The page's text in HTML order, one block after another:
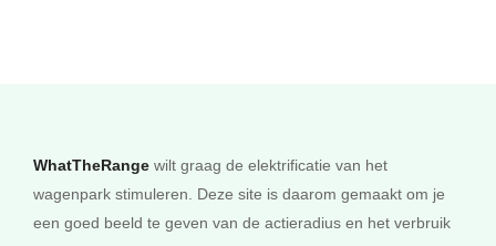
WhatTheRange wilt graag de elektrificatie van het
wagenpark stimuleren. Deze site is daarom gemaakt om je
een goed beeld te geven van de actieradius en het verbruik